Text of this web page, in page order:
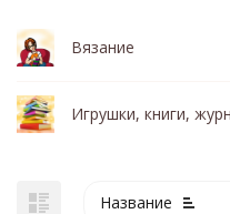
Вязание
Игрушки, книги,
Название